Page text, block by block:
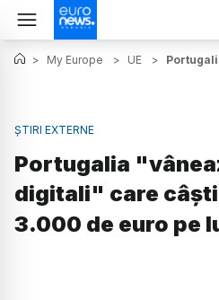
> My Europe > UE >
ȘTIRI EXTERNE
Portugalia
digitali" care
3.000 de euro pe